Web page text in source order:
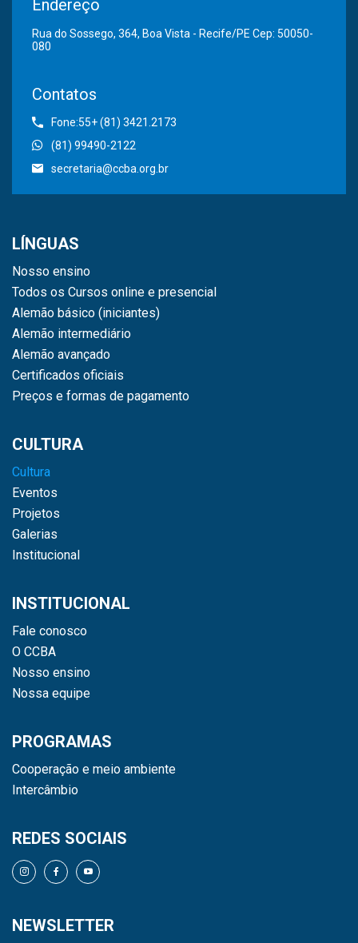
Endereço
Rua do Sossego, 364, Boa Vista - Recife/PE Cep: 50050-
080
Contatos
Fone:55+ (81) 3421.2173
(81) 99490-2122
secretaria@ccba.org.br
LÍNGUAS
Nosso ensino
Todos os Cursos online e presencial
Alemão básico (iniciantes)
Alemão intermediário
Alemão avançado
Certificados oficiais
Preços e formas de pagamento
CULTURA
Cultura
Eventos
Projetos
Galerias
Institucional
INSTITUCIONAL
Fale conosco
O CCBA
Nosso ensino
Nossa equipe
PROGRAMAS
Cooperação e meio ambiente
Intercâmbio
REDES SOCIAIS
NEWSLETTER